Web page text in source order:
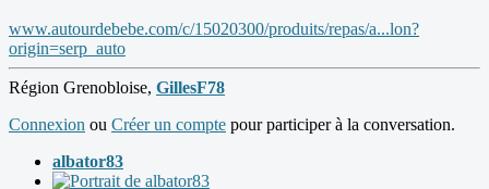
www.autourdebebe.com/c/15020300/produits/repas/a...lon?
origin=serp_auto
Région Grenobloise, GillesF78
Connexion ou Créer un compte pour participer à la conversation.
albator83